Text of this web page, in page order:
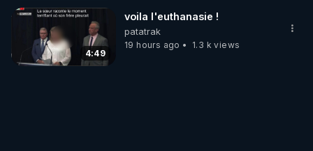
4:49
voila l'euthanasie !
patatrak
19 hours ago
1.3 k views